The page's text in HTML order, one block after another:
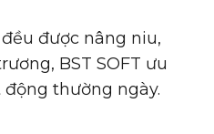
được nâng niu,
BST SOFT ưu
thường ngày.